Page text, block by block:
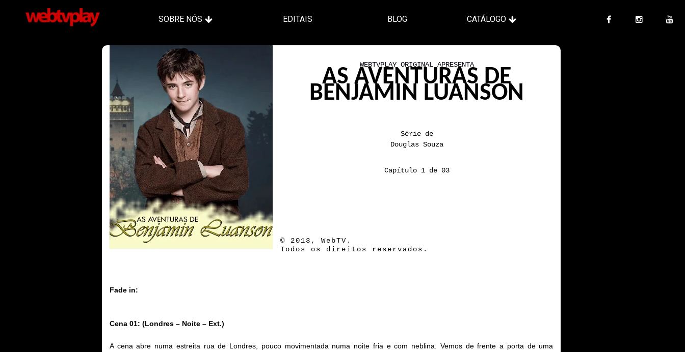
SOBRE NÓS EDITAIS BLOG CATÁLOGO
WEBTVPLAY ORIGINAL APRESENTA
AS AVENTURAS DE
BENJAMIN LUANSON
Série de
Douglas Souza
Capítulo 1 de 03
© 2013, WebTV.
Todos os direitos reservados.
Fade in:
Cena 01: (Londres – Noite – Ext.)
A cena abre numa estreita rua de Londres, pouco movimentada numa noite fria e com neblina. Vemos de frente a porta de uma